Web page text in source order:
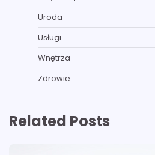
Uroda
Usługi
Wnętrza
Zdrowie
Related Posts